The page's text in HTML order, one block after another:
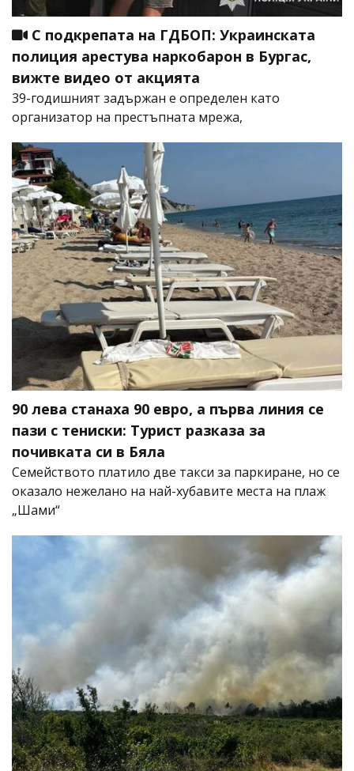
С подкрепата на ГДБОП: Украинската
полиция арестува наркобарон в Бургас,
вижте видео от акцията
39-годишният задържан е определен като
организатор на престъпната мрежа,
90 лева станаха 90 евро, а първа линия се
пази с тениски: Турист разказа за
почивката си в Бяла
Семейството платило две такси за паркиране, но се
оказало нежелано на най-хубавите места на плаж
„Шами“